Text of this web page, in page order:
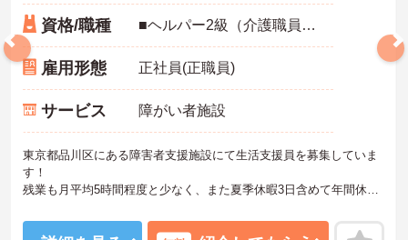
資格/職種 ■ヘルパー2級（介護職員初任者研修）以上 ■経験不問（福祉施設経験あればなお可）
雇用形態 正社員(正職員)
サービス 障がい者施設
東京都品川区にある障害者支援施設にて生活支援員を募集していま
す！
残業も月平均5時間程度と少なく、また夏季休暇3日含めて年間休日
めの職場です。